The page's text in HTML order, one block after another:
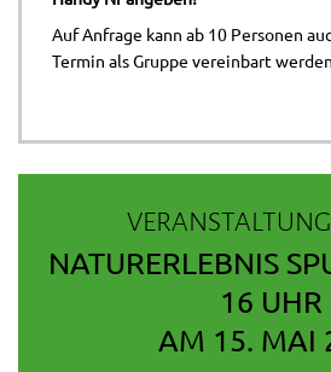
Auf Anfrage kann ab 10 Personen
Termin als Gruppe vereinbart
NATURERLEBNIS
16 UHR
AM 15. MAI